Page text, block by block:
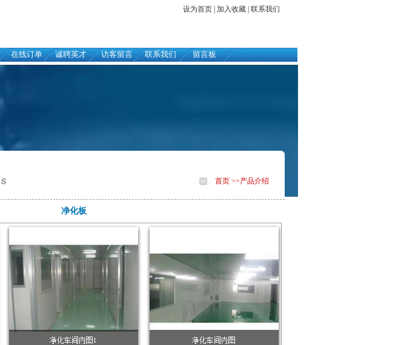
设为首页 加入收藏 联系我们
在线订单 诚聘英才 访客留言 联系我们 留言板
首页>>产品介绍
净化板